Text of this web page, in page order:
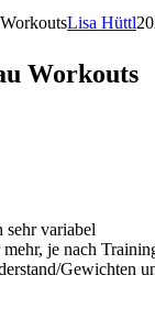
Lisa Hüttl
Workouts
sehr variabel
je nach
Gewichten